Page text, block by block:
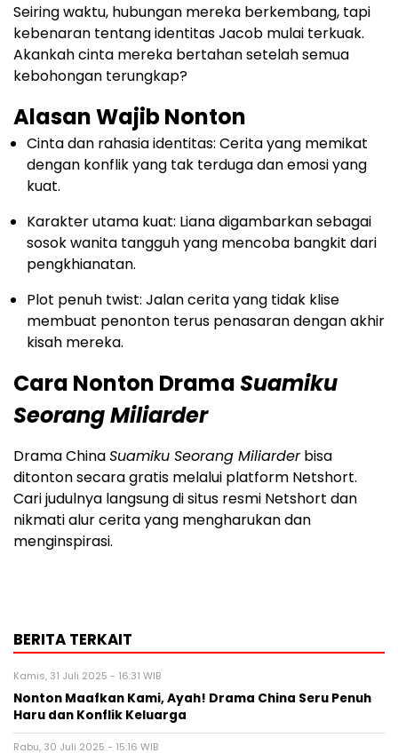
Seiring waktu, hubungan mereka berkembang, tapi
kebenaran tentang identitas Jacob mulai terkuak.
Akankah cinta mereka bertahan setelah semua
kebohongan terungkap?
Alasan Wajib Nonton
Cinta dan rahasia identitas: Cerita yang memikat
dengan konflik yang tak terduga dan emosi yang
kuat.
Karakter utama kuat: Liana digambarkan sebagai
sosok wanita tangguh yang mencoba bangkit dari
pengkhianatan.
Plot penuh twist: Jalan cerita yang tidak klise
membuat penonton terus penasaran dengan akhir
kisah mereka.
Cara Nonton DramaSuamiku
Seorang Miliarder
Drama ChinaSuamiku Seorang Miliarderbisa
ditonton secara gratis melalui platform Netshort.
Cari judulnya langsung di situs resmi Netshort dan
nikmati alur cerita yang mengharukan dan
menginspirasi.
BERITA TERKAIT
Kamis, 31 Juli 2025 - 16:31 WIB
Nonton Maafkan Kami, Ayah! Drama China Seru Penuh
Haru dan Konflik Keluarga
Rabu, 30 Juli 2025 - 15:16 WIB